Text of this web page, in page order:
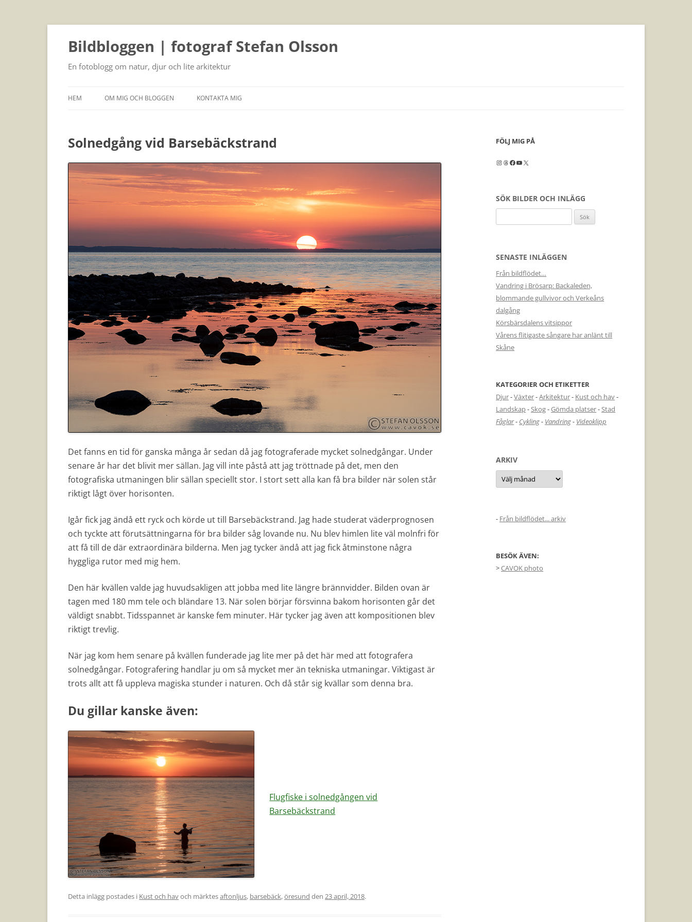
Bildbloggen | fotograf Stefan Olsson
En fotoblogg om natur, djur och lite arkitektur
HEM OM MIG OCH BLOGGEN KONTAKTA MIG
Solnedgång vid Barsebäckstrand
Det fanns en tid för ganska många år sedan då jag fotograferade mycket solnedgångar. Under
senare år har det blivit mer sällan. Jag vill inte påstå att jag tröttnade på det, men den
fotografiska utmaningen blir sällan speciellt stor. I stort sett alla kan få bra bilder när solen står
riktigt lågt över horisonten.
Igår fick jag ändå ett ryck och körde ut till Barsebäckstrand. Jag hade studerat väderprognosen
och tyckte att förutsättningarna för bra bilder såg lovande nu. Nu blev himlen lite väl molnfri för
att få till de där extraordinära bilderna. Men jag tycker ändå att jag fick åtminstone några
hyggliga rutor med mig hem.
Den här kvällen valde jag huvudsakligen att jobba med lite längre brännvidder. Bilden ovan är
tagen med 180 mm tele och bländare 13. När solen börjar försvinna bakom horisonten går det
väldigt snabbt. Tidsspannet är kanske fem minuter. Här tycker jag även att kompositionen blev
riktigt trevlig.
När jag kom hem senare på kvällen funderade jag lite mer på det här med att fotografera
solnedgångar. Fotografering handlar ju om så mycket mer än tekniska utmaningar. Viktigast är
trots allt att få uppleva magiska stunder i naturen. Och då står sig kvällar som denna bra.
Du gillar kanske även:
Flugfiske i solnedgången vid
Barsebäckstrand
Detta inlägg postades i Kust och havoch märktesaftonljus, barsebäck,öresund den 23 april, 2018.
FÖLJ MIG PÅ
Instagram
Threads
Facebook
YouTube
X
SÖK BILDER OCH INLÄGG
efter:
SENASTE INLÄGGEN
Från bildflödet…
Vandring i Brösarp: Backaleden,
blommande gullvivor och Verkeåns
dalgång
Körsbärsdalens vitsippor
Vårens flitigaste sångare har anlänt till
Skåne
KATEGORIER OCH ETIKETTER
Djur-Växter-Arkitektur- Kust och hav-
Landskap-Skog-Gömda platser-Stad
Fåglar- Cykling- Vandring- Videoklipp
ARKIV
Arkiv
- Från bildflödet... arkiv
BESÖK ÄVEN:
>CAVOK photo